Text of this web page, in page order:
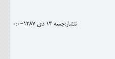
انتشار:جمعه 13 دی 1387-0:0